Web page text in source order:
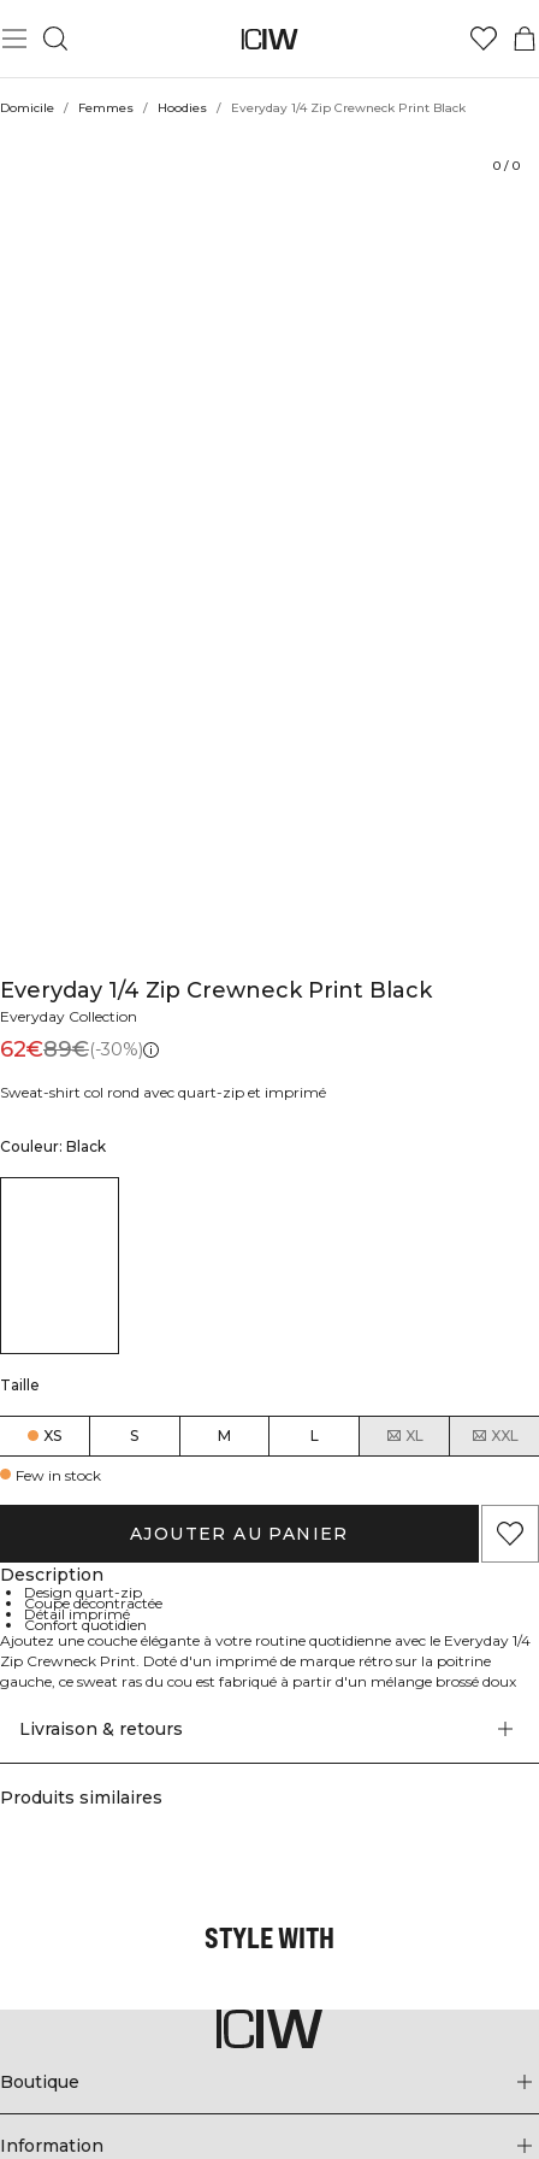
Domicile / Femmes / Hoodies / Everyday 1/4 Zip Crewneck Print Black
0 / 0
Everyday 1/4 Zip Crewneck Print Black
Everyday Collection
62€89€(-30%)
Sweat-shirt col rond avec quart-zip et imprimé
Couleur: Black
Taille
XS S M L XL XXL
Few in stock
AJOUTER AU PANIER
Description
Design quart-zip
Coupe décontractée
Détail imprimé
Confort quotidien
Ajoutez une couche élégante à votre routine quotidienne avec le Everyday 1/4
Zip Crewneck Print. Doté d'un imprimé de marque rétro sur la poitrine
gauche, ce sweat ras du cou est fabriqué à partir d'un mélange brossé doux
poignets côtelés, il est parfait pour les séances de sport, le travail ou se détendre
Livraison & retours
Produits similaires
STYLE WITH
Boutique
Information